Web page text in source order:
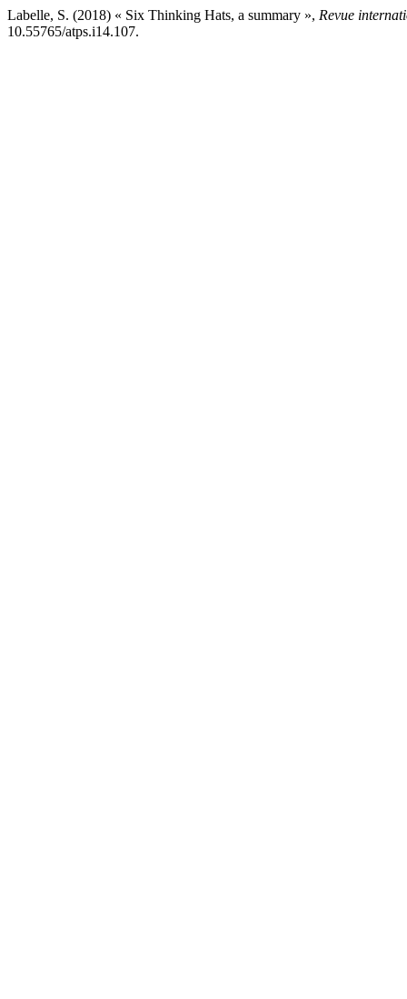
Labelle, S. (2018) « Six Thinking Hats, a summary », Revue
10.55765/atps.i14.107.